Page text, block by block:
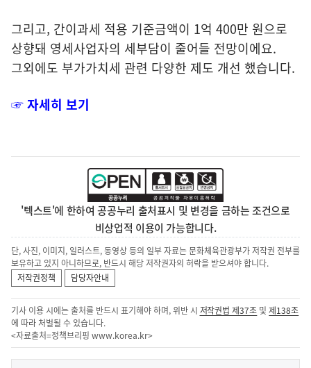
그리고, 간이과세 적용 기준금액이 1억 400만 원으로
상향돼 영세사업자의 세부담이 줄어들 전망이에요.
그외에도 부가가치세 관련 다양한 제도 개선 했습니다.
☞ 자세히 보기
'텍스트'에 한하여 공공누리 출처표시 및 변경을 금하는 조건으로
비상업적 이용이 가능합니다.
단, 사진, 이미지, 일러스트, 동영상 등의 일부 자료는 문화체육관광부가 저작권 전부를
보유하고 있지 아니하므로, 반드시 해당 저작권자의 허락을 받으셔야 합니다.
저작권정책
담당자안내
기사 이용 시에는 출처를 반드시 표기해야 하며, 위반 시 저작권법 제37조 및제138조
에 따라 처벌될 수 있습니다.
<자료출처=정책브리핑 www.korea.kr>